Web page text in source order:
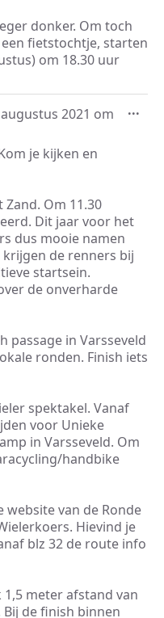
donker. Om toch
fietstochtje, starten
om 18.30 uur
2021 om
je kijken en
Om 11.30
Dit jaar voor het
dus mooie namen
krijgen de renners bij
startsein.
de onverharde
passage in Varsseveld
ronden. Finish iets
spektakel. Vanaf
voor Unieke
in Varsseveld. Om
handbike
van de Ronde
Hievind je
blz 32 de route info
meter afstand van
Bij de finish binnen
...